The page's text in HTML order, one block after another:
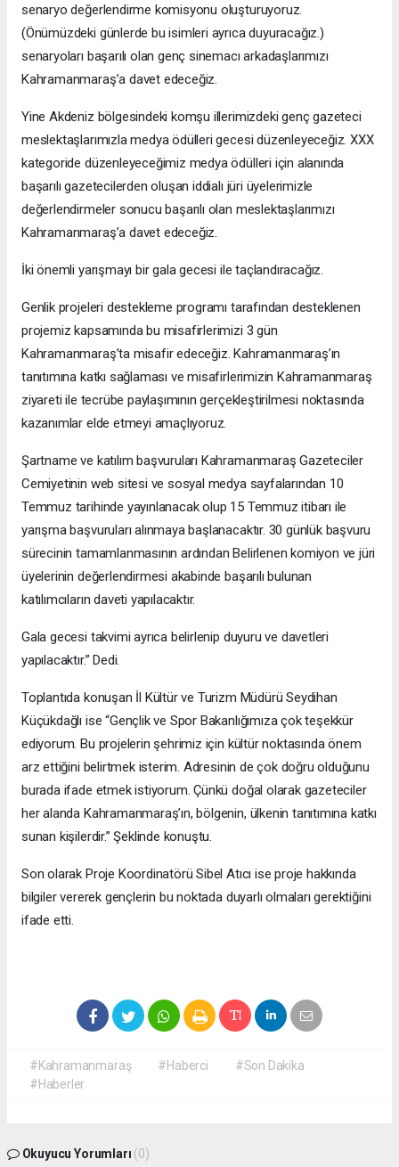
senaryo değerlendirme komisyonu oluşturuyoruz.
(Önümüzdeki günlerde bu isimleri ayrıca duyuracağız.)
senaryoları başarılı olan genç sinemacı arkadaşlarımızı
Kahramanmaraş’a davet edeceğiz.
Yine Akdeniz bölgesindeki komşu illerimizdeki genç gazeteci
meslektaşlarımızla medya ödülleri gecesi düzenleyeceğiz. XXX
kategoride düzenleyeceğimiz medya ödülleri için alanında
başarılı gazetecilerden oluşan iddialı jüri üyelerimizle
değerlendirmeler sonucu başarılı olan meslektaşlarımızı
Kahramanmaraş’a davet edeceğiz.
İki önemli yarışmayı bir gala gecesi ile taçlandıracağız.
Genlik projeleri destekleme programı tarafından desteklenen
projemiz kapsamında bu misafirlerimizi 3 gün
Kahramanmaraş’ta misafir edeceğiz. Kahramanmaraş’ın
tanıtımına katkı sağlaması ve misafirlerimizin Kahramanmaraş
ziyareti ile tecrübe paylaşımının gerçekleştirilmesi noktasında
kazanımlar elde etmeyi amaçlıyoruz.
Şartname ve katılım başvuruları Kahramanmaraş Gazeteciler
Cemiyetinin web sitesi ve sosyal medya sayfalarından 10
Temmuz tarihinde yayınlanacak olup 15 Temmuz itibarı ile
yarışma başvuruları alınmaya başlanacaktır. 30 günlük başvuru
sürecinin tamamlanmasının ardından Belirlenen komiyon ve jüri
üyelerinin değerlendirmesi akabinde başarılı bulunan
katılımcıların daveti yapılacaktır.
Gala gecesi takvimi ayrıca belirlenip duyuru ve davetleri
yapılacaktır.” Dedi.
Toplantıda konuşan İl Kültür ve Turizm Müdürü Seydihan
Küçükdağlı ise “Gençlik ve Spor Bakanlığımıza çok teşekkür
ediyorum. Bu projelerin şehrimiz için kültür noktasında önem
arz ettiğini belirtmek isterim. Adresinin de çok doğru olduğunu
burada ifade etmek istiyorum. Çünkü doğal olarak gazeteciler
her alanda Kahramanmaraş’ın, bölgenin, ülkenin tanıtımına katkı
sunan kişilerdir.” Şeklinde konuştu.
Son olarak Proje Koordinatörü Sibel Atıcı ise proje hakkında
bilgiler vererek gençlerin bu noktada duyarlı olmaları gerektiğini
ifade etti.
#Kahramanmaraş #Haberci
#Son Dakika
#Haberler
Okuyucu Yorumları (0)